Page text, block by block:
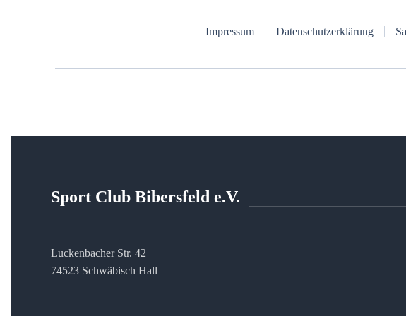
Impressum Datenschutzerklärung
Sport Club Bibersfeld e.V.
Luckenbacher Str. 42
74523 Schwäbisch Hall